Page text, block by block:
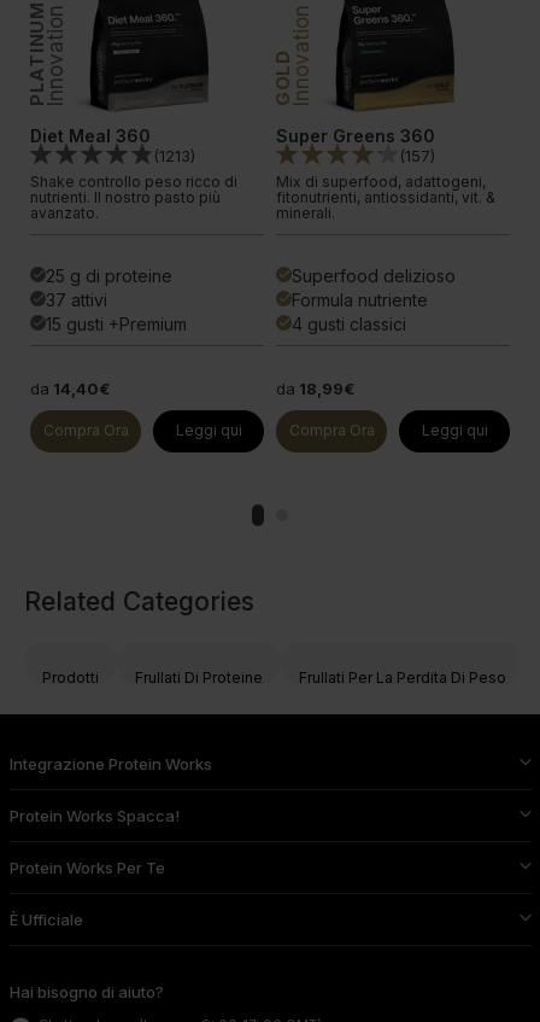
PLATINUMInnovation
Diet Meal 360
(1213)
Shake controllo peso ricco di
nutrienti. Il nostro pasto più
avanzato.
done25 g di proteine
done37 attivi
done15 gusti +Premium
da 14,40€
Compra Ora Leggi qui
GOLDInnovation
Super Greens 360
(157)
Mix di superfood, adattogeni,
fitonutrienti, antiossidanti, vit. &
minerali.
doneSuperfood delizioso
doneFormula nutriente
done4 gusti classici
da 18,99€
Compra Ora Leggi qui
Related Categories
Prodotti Frullati Di Proteine Frullati Per La Perdita Di Peso
Integrazione Protein Works
Protein Works Spacca!
Protein Works Per Te
È Ufficiale
Hai bisogno di aiuto?